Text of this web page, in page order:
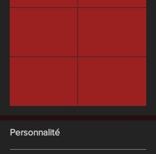
Personnalité